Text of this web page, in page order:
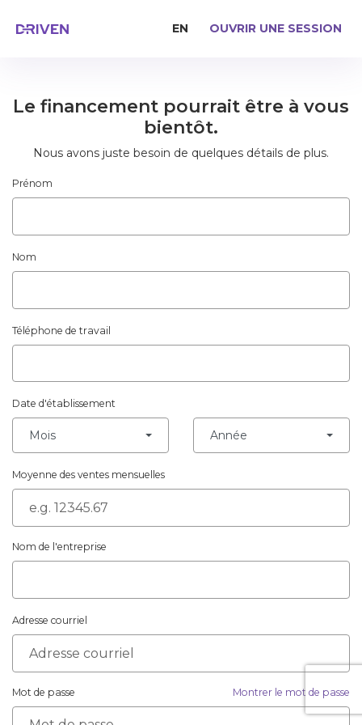
EN OUVRIR UNE SESSION
Le financement pourrait être à vous
bientôt.
Nous avons juste besoin de quelques détails de plus.
Prénom
Nom
Téléphone de travail
Date d'établissement
Mois Année
Moyenne des ventes mensuelles
Nom de l'entreprise
Adresse courriel
Mot de passe Montrer le mot de passe